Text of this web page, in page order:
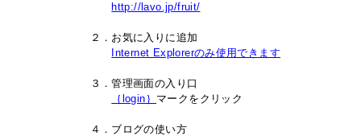
http://lavo.jp/fruit/
２．お気に入りに追加
Internet Explorerのみ使用できます
３．管理画面の入り口
｛login｝ マークをクリック
４．ブログの使い方